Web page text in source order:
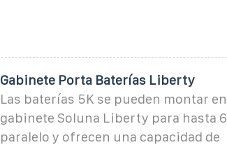
Gabinete Porta Baterías Liberty
Las baterías 5K se pueden montar
gabinete Soluna Liberty para hasta
paralelo y ofrecen una capacidad de